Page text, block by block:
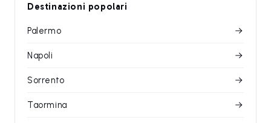
Destinazioni popolari
Palermo
Napoli
Sorrento
Taormina